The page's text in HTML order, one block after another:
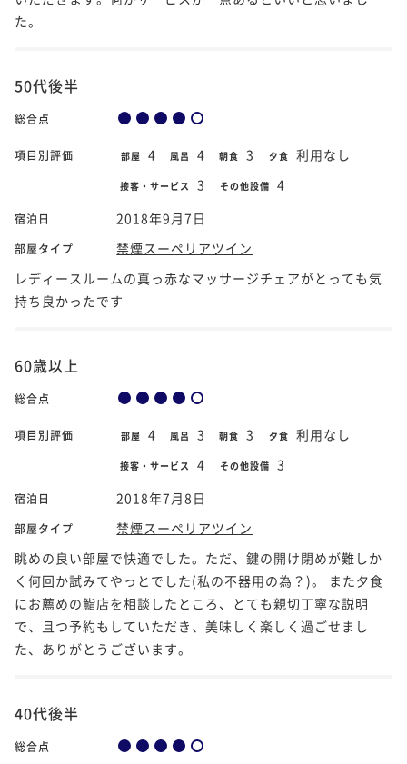
た。
50代後半
総合点
項目別評価 部屋 4 風呂 4 朝食 3 夕食 利用なし
接客・サービス 3 その他設備 4
宿泊日 2018年9月7日
部屋タイプ
禁煙スーペリアツイン
レディースルームの真っ赤なマッサージチェアがとっても気
持ち良かったです
60歳以上
総合点
項目別評価 部屋 4 風呂 3 朝食 3 夕食 利用なし
接客・サービス 4 その他設備 3
宿泊日 2018年7月8日
部屋タイプ
禁煙スーペリアツイン
眺めの良い部屋で快適でした。ただ、鍵の開け閉めが難しか
く何回か試みてやっとでした(私の不器用の為？)。 また夕食
にお薦めの鮨店を相談したところ、とても親切丁寧な説明
で、且つ予約もしていただき、美味しく楽しく過ごせまし
た、ありがとうございます。
40代後半
総合点